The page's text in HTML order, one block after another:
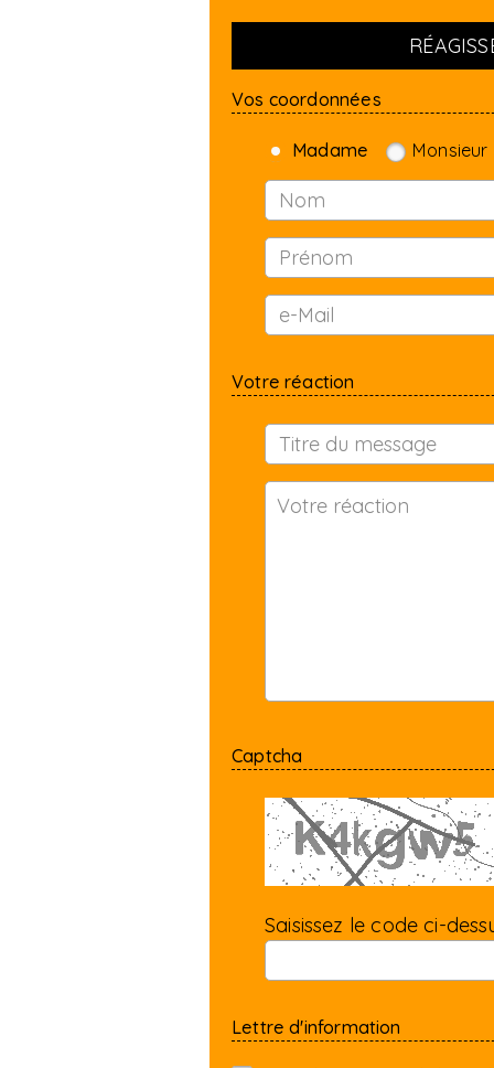
Vos coordonnées
Madame Monsieur
Votre réaction
Captcha
Saisissez le code ci-
Lettre d'information